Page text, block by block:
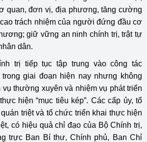
quan, đơn vị, địa phương, tăng cường
cao trách nhiệm của người đứng đầu cơ
giữ vững an ninh chính trị, trật tự
dân.
trị tiếp tục tập trung vào công tác
giai đoạn hiện nay nhưng không
vụ thường xuyên và nhiệm vụ phát triển
hiện “mục tiêu kép”. Các cấp ủy, tổ
triệt và tổ chức triển khai thực hiện
có hiệu quả chỉ đạo của Bộ Chính trị,
trực Ban Bí thư, Chính phủ, Ban Chỉ